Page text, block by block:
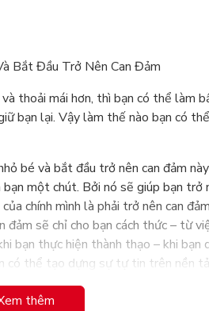
Bắt Đầu Trở Nên Can Đảm
thoải mái hơn, thì bạn có thể làm
bạn lại. Vậy làm thế nào bạn có
bé và bắt đầu trở nên can đảm
một chút. Bởi nó sẽ giúp bạn trở
chính mình là phải trở nên can
đảm sẽ chỉ cho bạn cách thức – từ
bạn thực hiện thành thạo – khi bạn
có thể tạo dựng sự tự tin trên nền
hết sức để hoàn thành là chìa
thêm